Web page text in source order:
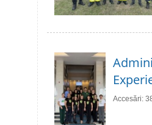
Accesări: